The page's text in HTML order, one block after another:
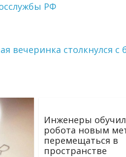
РФ
вечеринка столкнулся с
Инженеры
робота новым
перемещаться в
пространстве